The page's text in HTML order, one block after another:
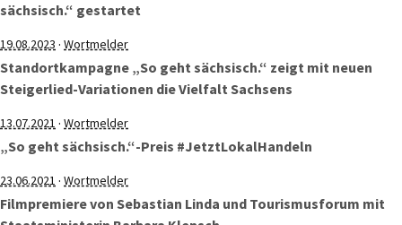
sächsisch.“ gestartet
19.08.2023 · Wortmelder
Standortkampagne „So geht sächsisch.“ zeigt mit neuen
Steigerlied-Variationen die Vielfalt Sachsens
13.07.2021 · Wortmelder
„So geht sächsisch.“-Preis #JetztLokalHandeln
23.06.2021 · Wortmelder
Filmpremiere von Sebastian Linda und Tourismusforum mit